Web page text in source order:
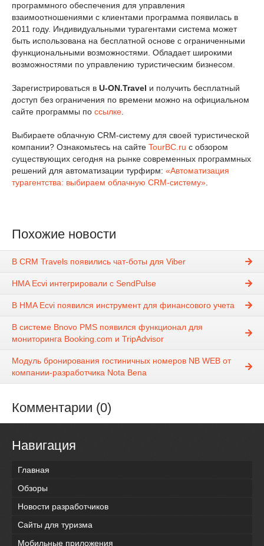
программного обеспечения для управления
взаимоотношениями с клиентами программа появилась в
2011 году. Индивидуальными турагентами система может
быть использована на бесплатной основе с ограниченными
функциональными возможностями. Обладает широкими
возможностями по управлению туристическим бизнесом.
Зарегистрироваться в U-ON.Travel и получить бесплатный
доступ без ограничения по времени можно на официальном
сайте программы по ссылке.
Выбираете облачную CRM-систему для своей туристической
компании? Ознакомьтесь на сайте TourBC.ru с обзором
существующих сегодня на рынке современных программных
решений для автоматизации турфирм: «Автоматизация
турагентства: выбираем облачную CRM-систему».
Похожие новости
В CRM Travels появились чат-боты для Viber
HMA Ecvi интегрировали с SendPulse
В HMA Ecvi появился инструмент для финансового учета
В системе Bnovo PMS появился функционал для
мониторинга Booking.com и TripAdvisor
Модуль бронирования гостиничных номеров NB WEB от
компании-разработчика Nota Bena
Комментарии (0)
Навигация
Главная
Обзоры
Новости разработчиков
Сайты для туризма
Мобильные приложения